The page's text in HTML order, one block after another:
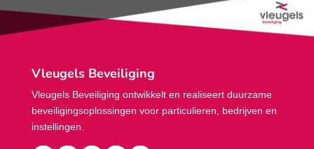
Vleugels Beveiliging
Vleugels Beveiliging ontwikkelt en realiseert duurzame
beveiligings­oplossingen voor particulieren, bedrijven en
instellingen.